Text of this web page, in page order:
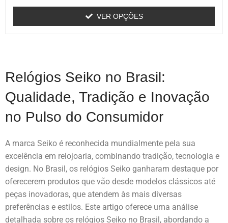
VER OPÇÕES
Relógios Seiko no Brasil:
Qualidade, Tradição e Inovação
no Pulso do Consumidor
A marca Seiko é reconhecida mundialmente pela sua
excelência em relojoaria, combinando tradição, tecnologia e
design. No Brasil, os relógios Seiko ganharam destaque por
oferecerem produtos que vão desde modelos clássicos até
peças inovadoras, que atendem às mais diversas
preferências e estilos. Este artigo oferece uma análise
detalhada sobre os relógios Seiko no Brasil, abordando a